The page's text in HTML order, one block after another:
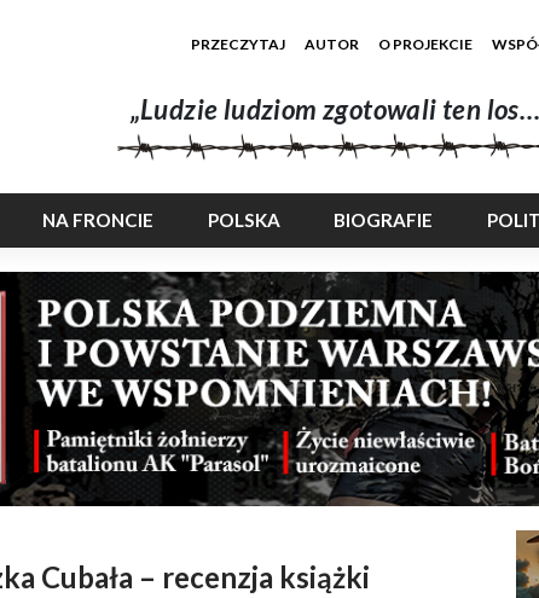
PRZECZYTAJ AUTOR O PROJEKCIE
„Ludzie ludziom zgotowali ten
NA FRONCIE POLSKA BIOGRAFIE
Cubała – recenzja książki